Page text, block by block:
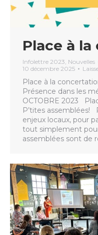
Place à
Infolettre 2023, Nouvelles
10 décembre 2025
Place à la
Présence dans les
OCTOBRE 2023
P’tites assemblées!
enjeux locaux, pour
tout simplement
assemblées sont de